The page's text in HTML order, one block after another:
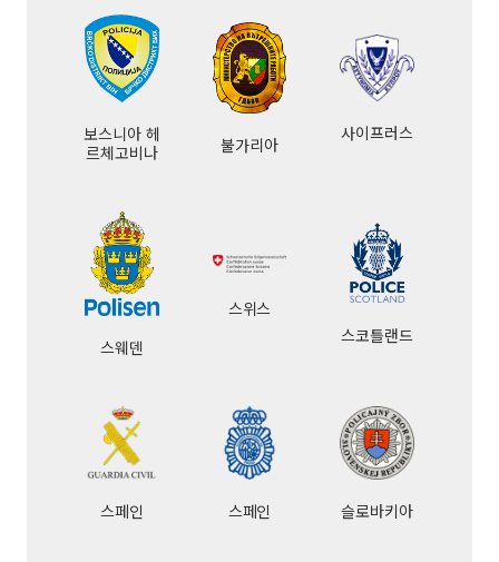
보스니아 헤
르체고비나
불가리아
사이프러스
스웨덴
스위스
스코틀랜드
스페인 스페인 슬로바키아